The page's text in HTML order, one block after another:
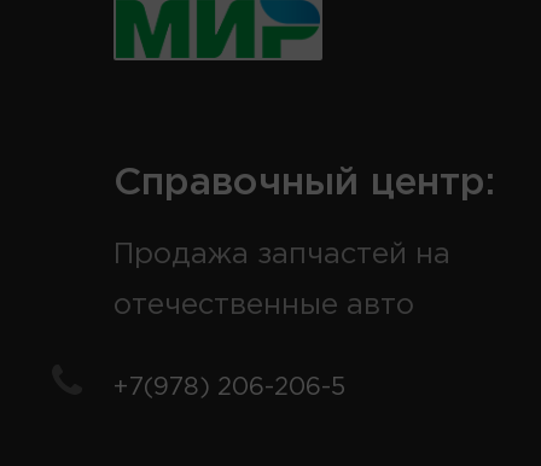
Справочный центр:
Продажа запчастей на
отечественные авто
+7(978) 206-206-5